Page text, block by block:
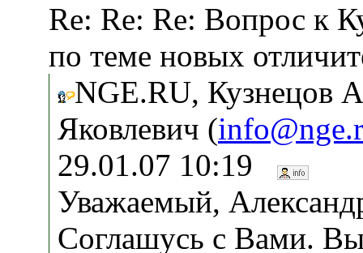
Re: Re: Re: Вопрос к
по теме новых
NGE.RU, Кузнецов
Яковлевич (
29.01.07 10:19
Уважаемый,
Соглашусь с Вами.